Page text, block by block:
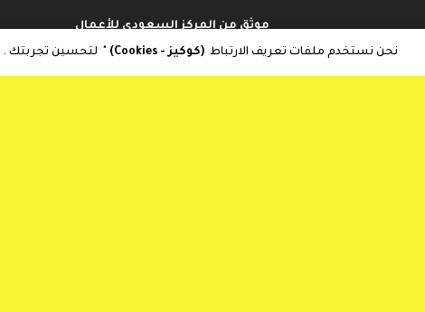
موثق من المركز السعودي للأعمال
نحن نستخدم ملفات تعريف الارتباط (كوكيز - Cookies) " لتحسين تجربتك .